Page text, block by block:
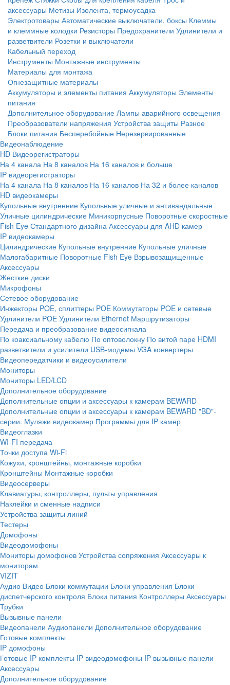
аксессуары Метизы Изолента, термоусадка
Электротовары Автоматические выключатели, боксы Клеммы
и клеммные колодки Резисторы Предохранители Удлинители и
разветвители Розетки и выключатели
Кабельный переход
Инструменты Монтажные инструменты
Материалы для монтажа
Огнезащитные материалы
Аккумуляторы и элементы питания Аккумуляторы Элементы
питания
Дополнительное оборудование Лампы аварийного освещения
Преобразователи напряжения Устройства защиты Разное
Блоки питания Бесперебойные Нерезервированные
Видеонаблюдение
HD Видеорегистраторы
На 4 канала На 8 каналов На 16 каналов и больше
IP видеорегистраторы
На 4 канала На 8 каналов На 16 каналов На 32 и более каналов
HD видеокамеры
Купольные внутренние Купольные уличные и антивандальные
Уличные цилиндрические Миникорпусные Поворотные скоростные
Fish Eye Стандартного дизайна Аксессуары для AHD камер
IP видеокамеры
Цилиндрические Купольные внутренние Купольные уличные
Малогабаритные Поворотные Fish Eye Взрывозащищенные
Аксессуары
Жесткие диски
Микрофоны
Сетевое оборудование
Инжекторы POE, сплиттеры POE Коммутаторы POE и сетевые
Удлинители POE Удлинители Ethernet Маршрутизаторы
Передача и преобразование видеосигнала
По коаксиальному кабелю По оптоволокну По витой паре HDMI
разветвители и усилители USB-модемы VGA конвертеры
Видеопередатчики и видеоусилители
Мониторы
Мониторы LED/LCD
Дополнительное оборудование
Дополнительные опции и аксессуары к камерам BEWARD
Дополнительные опции и аксессуары к камерам BEWARD "BD"-
серии. Муляжи видеокамер Программы для IP камер
Видеоглазки
WI-FI передача
Точки доступа Wi-Fi
Кожухи, кронштейны, монтажные коробки
Кронштейны Монтажные коробки
Видеосерверы
Клавиатуры, контроллеры, пульты управления
Наклейки и сменные надписи
Устройства защиты линий
Тестеры
Домофоны
Видеодомофоны
Мониторы домофонов Устройства сопряжения Аксессуары к
мониторам
VIZIT
Аудио Видео Блоки коммутации Блоки управления Блоки
диспетчерского контроля Блоки питания Контроллеры Аксессуары
Трубки
Вызывные панели
Видеопанели Аудиопанели Дополнительное оборудование
Готовые комплекты
IP домофоны
Готовые IP комплекты IP видеодомофоны IP-вызывные панели
Аксессуары
Дополнительное оборудование